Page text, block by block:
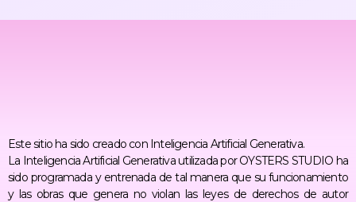
Este sitio ha sido creado con Inteligencia Artificial Generativa.
La Inteligencia Artificial Generativa utilizada por OYSTERS STUDIO ha
sido programada y entrenada de tal manera que su funcionamiento
y las obras que genera no violan las leyes de derechos de autor